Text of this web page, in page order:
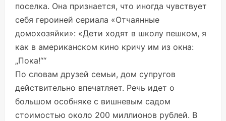
поселка. Она признается, что иногда чувствует
себя героиней сериала «Отчаянные
домохозяйки»: «Дети ходят в школу пешком, я
как в американском кино кричу им из окна:
„Пока!““
По словам друзей семьи, дом супругов
действительно впечатляет. Речь идет о
большом особняке с вишневым садом
стоимостью около 200 миллионов рублей. В